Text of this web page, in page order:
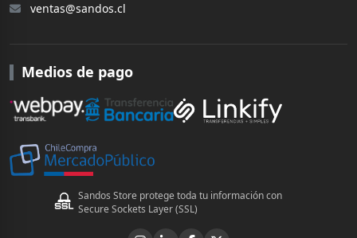
ventas@sandos.cl
Medios de pago
Sandos Store protege toda tu información con
Secure Sockets Layer (SSL)